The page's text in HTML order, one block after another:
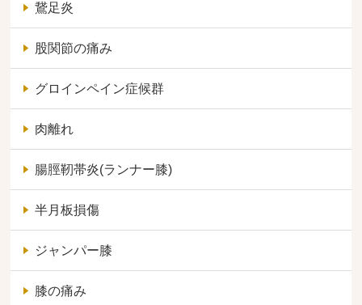
鵞足炎
股関節の痛み
グロインペイン症候群
肉離れ
腸脛靭帯炎(ランナー膝)
半月板損傷
ジャンパー膝
膝の痛み